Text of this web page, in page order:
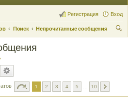
Вход
Регистрация
Поиск
Непрочитанные сообщения
1 2 3 4 5 10